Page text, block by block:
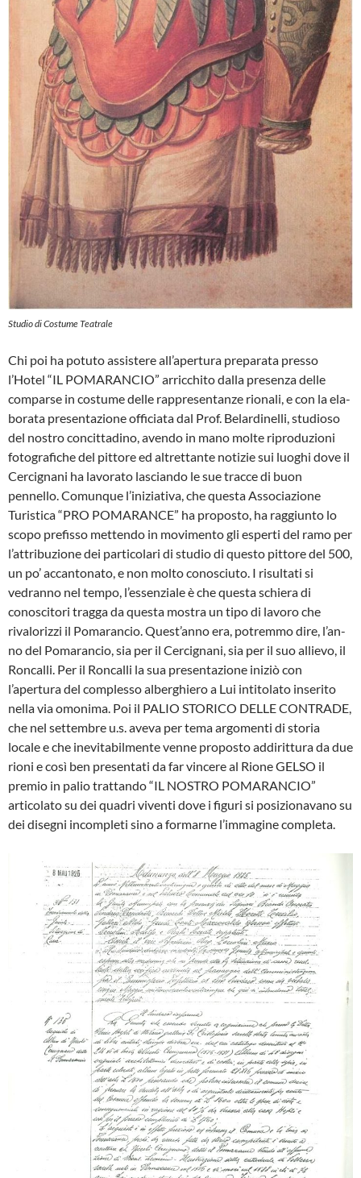
Studio di Costume Teatrale
Chi poi ha potuto assistere all’aper­tura preparata presso
l’Hotel “IL POMARANCIO” arricchito dalla presen­za delle
comparse in costume delle rappresentanze rionali, e con la ela­
borata presentazione officiata dal Prof. Belardinelli, studioso
del nostro concittadino, avendo in mano molte riproduzioni
fotografiche del pittore ed altrettante notizie sui luoghi dove il
Cercignani ha lavorato lasciando le sue tracce di buon
pennello. Comunque l’iniziativa, che questa As­sociazione
Turistica “PRO POMA­RANCE” ha proposto, ha raggiunto lo
scopo prefisso mettendo in movi­mento gli esperti del ramo per
l’attri­buzione dei particolari di studio di questo pittore del 500,
un po’ accan­tonato, e non molto conosciuto. I ri­sultati si
vedranno nel tempo, l’essen­ziale è che questa schiera di
conosci­tori tragga da questa mostra un tipo di lavoro che
rivalorizzi il Pomarancio. Quest’anno era, potremmo dire, l’an­
no del Pomarancio, sia per il Cerci­gnani, sia per il suo allievo, il
Roncalli. Per il Roncalli la sua presentazione iniziò con
l’apertura del complesso al­berghiero a Lui intitolato inserito
nel­la via omonima. Poi il PALIO STORI­CO DELLE CONTRADE,
che nel set­tembre u.s. aveva per tema argomen­ti di storia
locale e che inevitabilmen­te venne proposto addirittura da due
rioni e così ben presentati da far vin­cere al Rione GELSO il
premio in pa­lio trattando “IL NOSTRO POMARANCIO”
articolato su dei quadri vi­venti dove i figuri si posizionavano su
dei disegni incompleti sino a formar­ne l’immagine completa.